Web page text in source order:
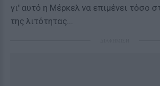
γι' αυτό η Μέρκελ να επιμένει τόσο
της λιτότητας...